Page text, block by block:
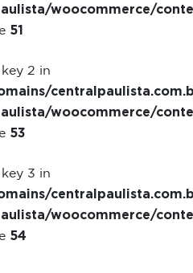
woocommerce/
51
2 in
woocommerce/
53
3 in
woocommerce/
54